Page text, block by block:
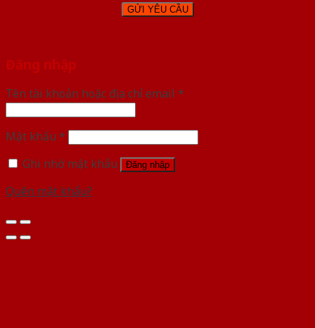
Đăng nhập
Tên tài khoản hoặc địa chỉ email *
Mật khẩu *
Ghi nhớ mật khẩu
Đăng nhập
Quên mật khẩu?